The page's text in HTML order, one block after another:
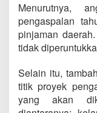
Menurutnya,
pengaspalan
pinjaman
tidak
Selain itu,
titik proyek
yang akan